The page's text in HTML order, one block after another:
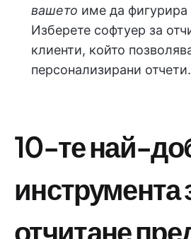
вашето име да фигурира
Изберете софтуер за
клиенти, който
персонализирани отчети.
10-те най-
инструмента
отчитане